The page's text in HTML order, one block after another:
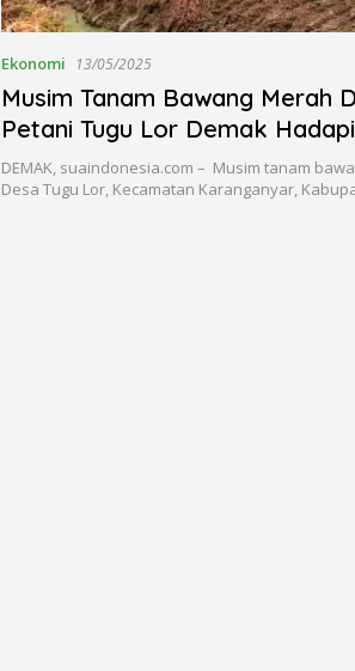
Ekonomi 13/05/2025
Musim Tanam Bawang Merah
Petani Tugu Lor Demak Hadapi Cuaca
Tak Menentu
DEMAK, suaindonesia.com – Musim tanam
Desa Tugu Lor, Kecamatan Karanganyar,